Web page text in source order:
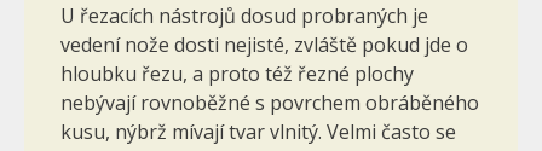
U řezacích nástrojů dosud probraných je
vedení nože dosti nejisté, zvláště pokud jde o
hloubku řezu, a proto též řezné plochy
nebývají rovnoběžné s povrchem obráběného
kusu, nýbrž mívají tvar vlnitý. Velmi často se